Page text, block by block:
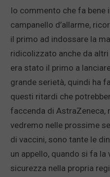
Io commento che fa bene
campanello d’allarme,
il primo ad indossare la
ridicolizzato anche da
era stato il primo a
grande serietà, quindi ha
questi ritardi che
faccenda di AstraZeneca,
vedremo nelle prossime
di vaccini, sono tante le
un appello, quando si fa
sicurezza nella propria